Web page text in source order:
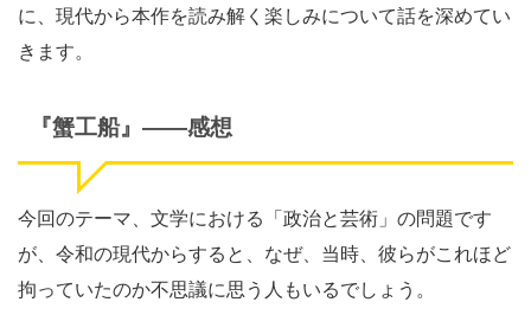
に、現代から本作を読み解く楽しみについて話を深めてい
きます。
『蟹工船』 ――感想
今回のテーマ、文学における「政治と芸術」の問題です
が、令和の現代からすると、なぜ、当時、彼らがこれほど
拘っていたのか不思議に思う人もいるでしょう。